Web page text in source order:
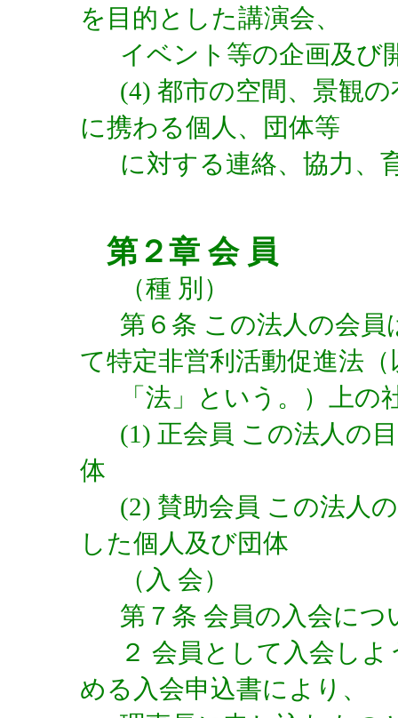
を目的とした講演会、
イベント等の企画及び
(4) 都市の空間、景観
に携わる個人、団体等
に対する連絡、協力、
第２章 会 員
（種 別）
第６条 この法人の会
て特定非営利活動促進法（
「法」という。）上の
(1) 正会員 この法人の
体
(2) 賛助会員 この法人
した個人及び団体
（入 会）
第７条 会員の入会に
２ 会員として入会し
める入会申込書により、